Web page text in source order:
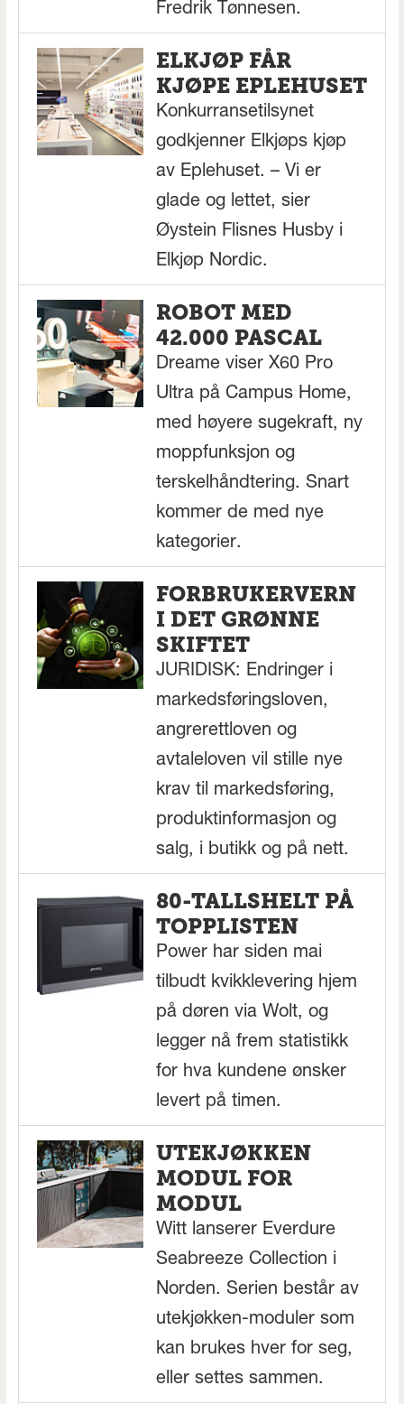
Fredrik Tønnesen.
ELKJØP FÅR
KJØPE EPLEHUSET
Konkurransetilsynet
godkjenner Elkjøps kjøp
av Eplehuset. – Vi er
glade og lettet, sier
Øystein Flisnes Husby i
Elkjøp Nordic.
ROBOT MED
42.000 PASCAL
Dreame viser X60 Pro
Ultra på Campus Home,
med høyere sugekraft, ny
moppfunksjon og
terskelhåndtering. Snart
kommer de med nye
kategorier.
FORBRUKERVERN
I DET GRØNNE
SKIFTET
JURIDISK: Endringer i
markedsføringsloven,
angrerettloven og
avtaleloven vil stille nye
krav til markedsføring,
produktinformasjon og
salg, i butikk og på nett.
80-TALLSHELT PÅ
TOPPLISTEN
Power har siden mai
tilbudt kvikklevering hjem
på døren via Wolt, og
legger nå frem statistikk
for hva kundene ønsker
levert på timen.
UTEKJØKKEN
MODUL FOR
MODUL
Witt lanserer Everdure
Seabreeze Collection i
Norden. Serien består av
utekjøkken-moduler som
kan brukes hver for seg,
eller settes sammen.